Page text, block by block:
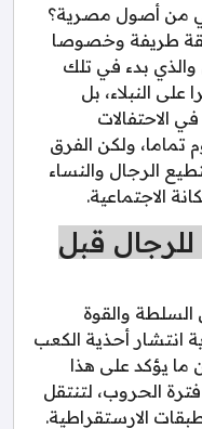
من أصول مصرية؟
طريفة وخصوصا
والذي بدء في تلك
حكرا على النبلاء، بل
الاحتفالات
تماما، ولكن الفرق
الرجال والنساء
الاجتماعية.
قبل
السلطة والقوة
انتشار أحذية الكعب
ما يؤكد على هذا
الحروب، لتنتقل
الارستقراطية.